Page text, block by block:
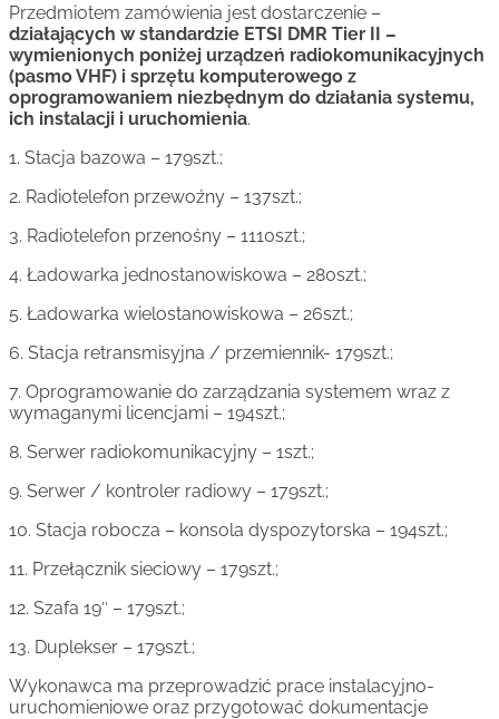
Przedmiotem zamówienia jest dostarczenie –
działających w standardzie ETSI DMR Tier II –
wymienionych poniżej urządzeń radiokomunikacyjnych
(pasmo VHF) i sprzętu komputerowego z
oprogramowaniem niezbędnym do działania systemu,
ich instalacji i uruchomienia.
1. Stacja bazowa – 179szt.;
2. Radiotelefon przewoźny – 137szt.;
3. Radiotelefon przenośny – 1110szt.;
4. Ładowarka jednostanowiskowa – 280szt.;
5. Ładowarka wielostanowiskowa – 26szt.;
6. Stacja retransmisyjna / przemiennik- 179szt.;
7. Oprogramowanie do zarządzania systemem wraz z
wymaganymi licencjami – 194szt.;
8. Serwer radiokomunikacyjny – 1szt.;
9. Serwer / kontroler radiowy – 179szt.;
10. Stacja robocza – konsola dyspozytorska – 194szt.;
11. Przełącznik sieciowy – 179szt.;
12. Szafa 19″ – 179szt.;
13. Duplekser – 179szt.;
Wykonawca ma przeprowadzić prace instalacyjno-
uruchomieniowe oraz przygotować dokumentacje